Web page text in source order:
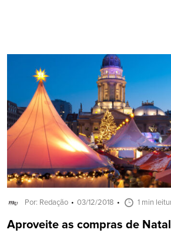
Por: Redação 03/12/2018 1 min
Aproveite as compras de